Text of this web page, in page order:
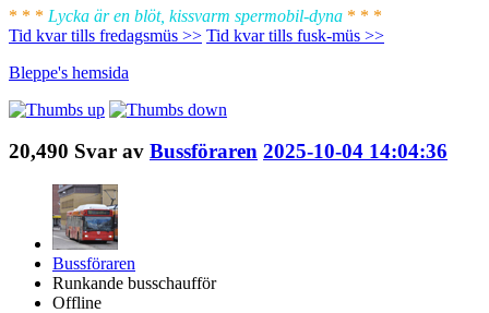
* * * Lycka är en blöt, kissvarm spermobil-dyna * * *
Tid kvar tills fredagsmüs >> Tid kvar tills fusk-müs >>
Bleppe's hemsida
20,490 Svar av Bussföraren 2025-10-04 14:04:36
Bussföraren
Runkande busschaufför
Offline